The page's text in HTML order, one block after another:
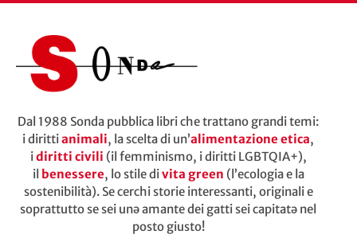
Dal 1988 Sonda pubblica libri che trattano grandi temi:
i dirittianimali, la scelta di un’alimentazione etica,
idiritti civili (il femminismo, i diritti LGBTQIA+),
il benessere, lo stile divita green (l’ecologia e la
sostenibilità). Se cerchi storie interessanti, originali e
soprattutto se sei unə amante dei gatti sei capitatə nel
posto giusto!